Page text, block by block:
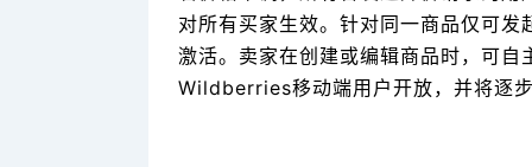
对所有买家生效。针对同一商品仅可
激活。卖家在创建或编辑商品时，可
Wildberries移动端用户开放，并将逐